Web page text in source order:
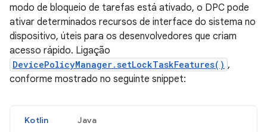
modo de bloqueio de tarefas está ativado, o DPC pode
ativar determinados recursos de interface do sistema no
dispositivo, úteis para os desenvolvedores que criam
acesso rápido. Ligação
DevicePolicyManager.setLockTaskFeatures() ,
conforme mostrado no seguinte snippet:
Kotlin Java